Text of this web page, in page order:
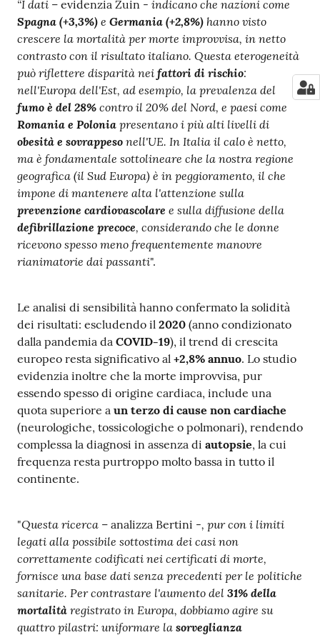
“I dati – evidenzia Zuin - indicano che nazioni come
Spagna (+3,3%)e Germania (+2,8%)hanno visto
crescere la mortalità per morte improvvisa, in netto
contrasto con il risultato italiano. Questa eterogeneità
può riflettere disparità neifattori di rischio:
nell'Europa dell'Est, ad esempio, la prevalenza del
fumo è del 28%contro il 20% del Nord, e paesi come
Romania e Poloniapresentano i più alti livelli di
obesità e sovrappesonell'UE. In Italia il calo è netto,
ma è fondamentale sottolineare che la nostra regione
geografica (il Sud Europa) è in peggioramento, il che
impone di mantenere alta l'attenzione sulla
prevenzione cardiovascolare e sulla diffusione della
defibrillazione precoce, considerando che le donne
ricevono spesso meno frequentemente manovre
rianimatorie dai passanti".
Le analisi di sensibilità hanno confermato la solidità
dei risultati: escludendo il 2020 (anno condizionato
dalla pandemia da COVID-19), il trend di crescita
europeo resta significativo al +2,8% annuo. Lo studio
evidenzia inoltre che la morte improvvisa, pur
essendo spesso di origine cardiaca, include una
quota superiore a un terzo di cause non cardiache
(neurologiche, tossicologiche o polmonari), rendendo
complessa la diagnosi in assenza di autopsie, la cui
frequenza resta purtroppo molto bassa in tutto il
continente.
"Questa ricerca – analizza Bertini -, pur con i limiti
legati alla possibile sottostima dei casi non
correttamente codificati nei certificati di morte,
fornisce una base dati senza precedenti per le politiche
sanitarie. Per contrastare l'aumento del31% della
mortalitàregistrato in Europa, dobbiamo agire su
quattro pilastri: uniformare lasorveglianza